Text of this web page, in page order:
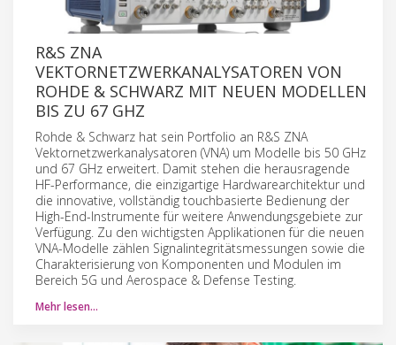
R&S ZNA
VEKTORNETZWERKANALYSATOREN VON
ROHDE & SCHWARZ MIT NEUEN MODELLEN
BIS ZU 67 GHZ
Rohde & Schwarz hat sein Portfolio an R&S ZNA
Vektornetzwerkanalysatoren (VNA) um Modelle bis 50 GHz
und 67 GHz erweitert. Damit stehen die herausragende
HF-Performance, die einzigartige Hardwarearchitektur und
die innovative, vollständig touchbasierte Bedienung der
High-End-Instrumente für weitere Anwendungsgebiete zur
Verfügung. Zu den wichtigsten Applikationen für die neuen
VNA-Modelle zählen Signalintegritätsmessungen sowie die
Charakterisierung von Komponenten und Modulen im
Bereich 5G und Aerospace & Defense Testing.
Mehr lesen…